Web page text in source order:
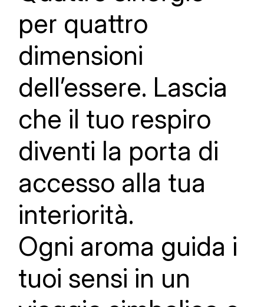
per quattro
dimensioni
dell’essere. Lascia
che il tuo respiro
diventi la porta di
accesso alla tua
interiorità.
Ogni aroma guida i
tuoi sensi in un